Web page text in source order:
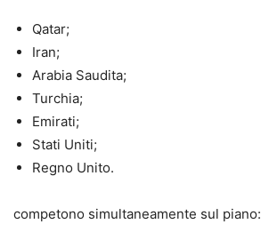
Qatar;
Iran;
Arabia Saudita;
Turchia;
Emirati;
Stati Uniti;
Regno Unito.
competono simultaneamente sul piano: